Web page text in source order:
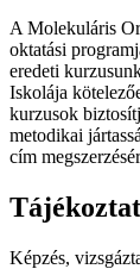
A Molekuláris
oktatási
eredeti
Iskolája
kurzusok
metodikai
cím
Képzés,